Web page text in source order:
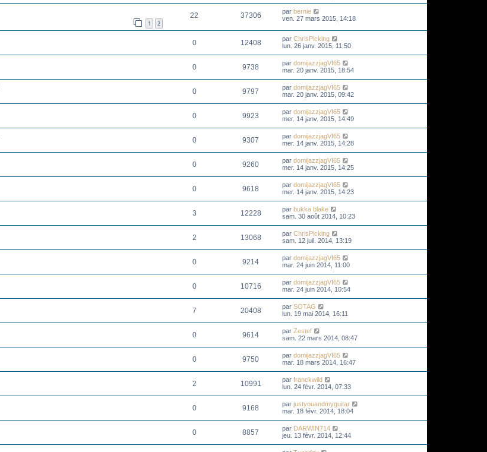
1 2
22 37306 par bernie
ven. 27 mars 2015, 14:18
0 12408 par ChrisPicking
lun. 26 janv. 2015, 11:50
0 9738 par domijazzjagVI65
mar. 20 janv. 2015, 18:54
0 9797 par domijazzjagVI65
mar. 20 janv. 2015, 09:42
0 9923 par domijazzjagVI65
mer. 14 janv. 2015, 14:49
0 9307 par domijazzjagVI65
mer. 14 janv. 2015, 14:28
0 9260 par domijazzjagVI65
mer. 14 janv. 2015, 14:25
0 9618 par domijazzjagVI65
mer. 14 janv. 2015, 14:23
3 12228 par bukka blake
sam. 30 août 2014, 10:23
2 13068 par ChrisPicking
sam. 12 juil. 2014, 13:19
0 9214 par domijazzjagVI65
mar. 24 juin 2014, 11:00
0 10716 par domijazzjagVI65
mar. 24 juin 2014, 10:54
7 20408 par SOTAG
lun. 19 mai 2014, 16:11
0 9614 par Zestef
sam. 22 mars 2014, 08:47
0 9750 par domijazzjagVI65
mar. 18 mars 2014, 16:47
2 10991 par franckwild
lun. 24 févr. 2014, 07:33
0 9168 par justyouandmyguitar
mar. 18 févr. 2014, 18:04
0 8857 par DARWIN714
jeu. 13 févr. 2014, 12:44